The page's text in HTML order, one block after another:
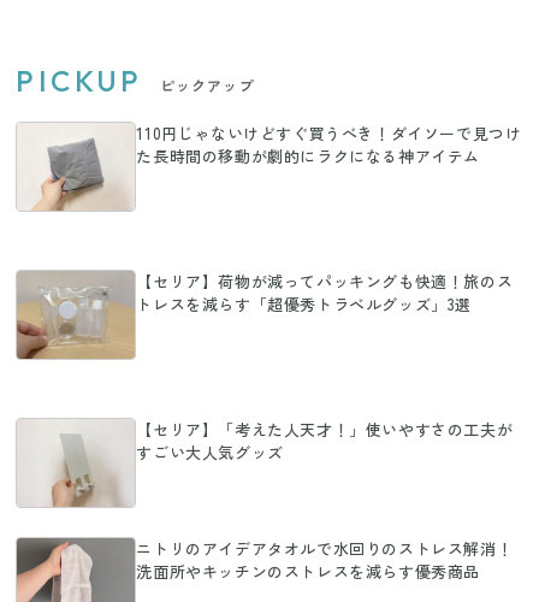
PICKUP ピックアップ
110円じゃないけどすぐ買うべき！ダイソーで見つけ
た長時間の移動が劇的にラクになる神アイテム
【セリア】荷物が減ってパッキングも快適！旅のス
トレスを減らす「超優秀トラベルグッズ」3選
【セリア】「考えた人天才！」使いやすさの工夫が
すごい大人気グッズ
ニトリのアイデアタオルで水回りのストレス解消！
洗面所やキッチンのストレスを減らす優秀商品